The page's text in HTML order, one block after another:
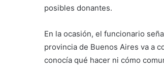
posibles donantes.
En la ocasión, el funcionario
provincia de Buenos Aires va a
conocía qué hacer ni cómo